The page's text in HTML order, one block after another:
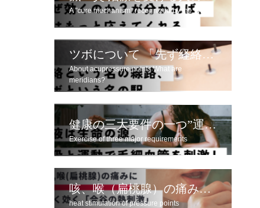
A "cure mechanism" recognized by the WHO
ツボについて 「先ず経絡とは」
About acupressure points What are
meridians?
健康の三大要件の一つ”運動”
Exercise of three major requirements
咳、喉（扁桃腺）の痛みによく効く「合谷の熱刺激」
heat stimulation of pressure points